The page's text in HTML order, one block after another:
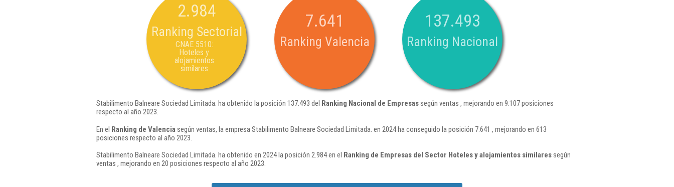
2.984
Ranking Sectorial
CNAE 5510:
Hoteles y
alojamientos
similares
7.641
Ranking Valencia
137.493
Ranking Nacional
Stabilimento Balneare Sociedad Limitada. ha obtenido la posición 137.493 del Ranking Nacional de Empresassegún ventas , mejorando en 9.107 posiciones
respecto al año 2023.
En el Ranking de Valencia según ventas, la empresa Stabilimento Balneare Sociedad Limitada. en 2024 ha conseguido la posición 7.641 , mejorando en 613
posiciones respecto al año 2023.
Stabilimento Balneare Sociedad Limitada. ha obtenido en 2024 la posición 2.984 en el Ranking de Empresas del Sector Hoteles y alojamientos similaressegún
ventas , mejorando en 20 posiciones respecto al año 2023.